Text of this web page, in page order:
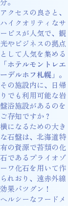
アクセスの良さと、
ハイクオリティなサ
ービスが人気で、観
光やビジネスの拠点
として人気を集める
「ホテルモントレエ
ーデルホフ札幌 」。
その施設内に、日帰
りでも利用可能な岩
盤浴施設があるのを
ご存知ですか？
横になるための大き
な石盤は、北海道特
有の資源で苔類の化
石であるプライオゾ
ーワ化石を用いて作
られおり、遠赤外線
効果バツグン！
ヘルシーなフードメ